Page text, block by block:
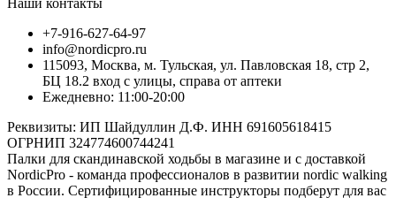
Наши контакты
+7-916-627-64-97
info@nordicpro.ru
115093, Москва, м. Тульская, ул. Павловская 18, стр 2,
БЦ 18.2 вход с улицы, справа от аптеки
Ежедневно: 11:00-20:00
Реквизиты: ИП Шайдуллин Д.Ф. ИНН 691605618415
ОГРНИП 324774600744241
Палки для скандинавской ходьбы в магазине и с доставкой
NordicPro - команда профессионалов в развитии nordic walking
в России. Сертифицированные инструкторы подберут для вас